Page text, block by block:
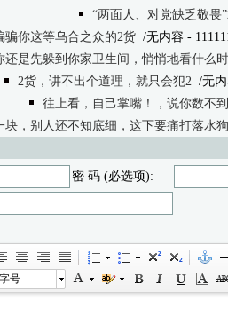
“两面人、对党缺乏敬畏
骗你这等乌合之众的2货 /无内容 -
还是先躲到你家卫生间，悄悄地看什么
2货，讲不出个道理，就只会犯2 /无
往上看，自己掌嘴！，说你数不
块，别人还不知底细，这下要痛打落水
密 码 (必选项):
字号